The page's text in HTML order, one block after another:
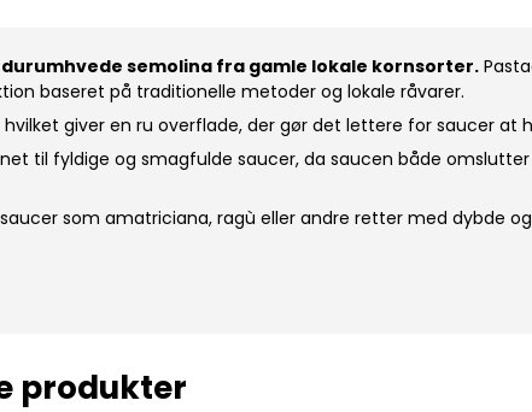
semolina fra gamle lokale kornsorter.
baseret på traditionelle metoder og lokale råvarer.
giver en ru overflade, der gør det lettere for saucer at
til fyldige og smagfulde saucer, da saucen både
som amatriciana, ragù eller andre retter med dybde
produkter